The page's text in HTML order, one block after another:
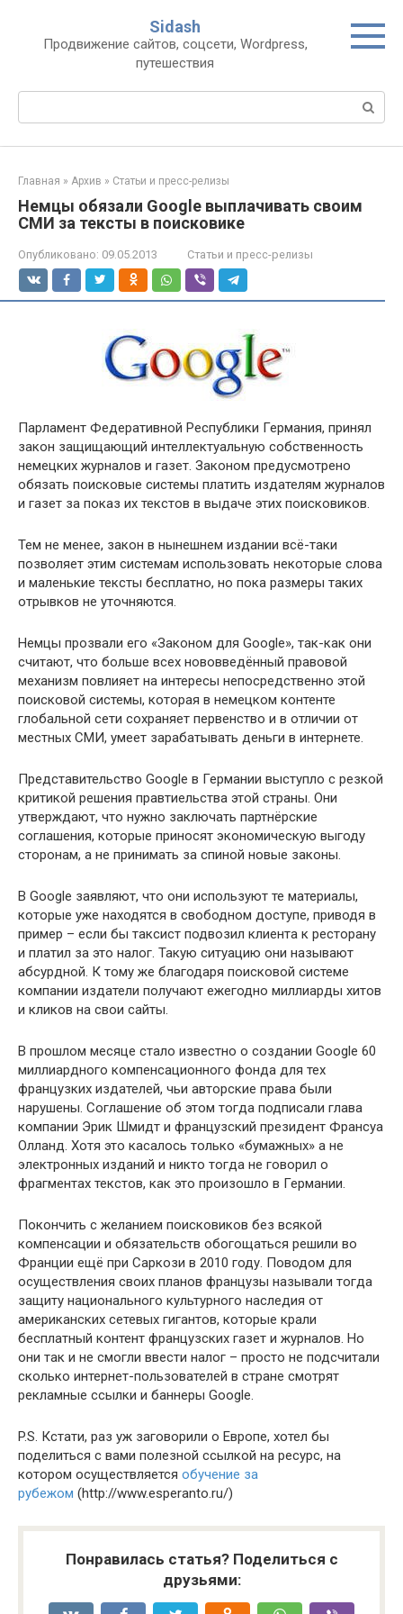
контенту
Sidash
Продвижение сайтов, соцсети, Wordpress,
путешествия
Главная » Архив » Статьи и пресс-релизы
Немцы обязали Google выплачивать своим
СМИ за тексты в поисковике
Опубликовано: 09.05.2013 Статьи и пресс-релизы
Парламент Федеративной Республики Германия, принял
закон защищающий интеллектуальную собственность
немецких журналов и газет. Законом предусмотрено
обязать поисковые системы платить издателям журналов
и газет за показ их текстов в выдаче этих поисковиков.
Тем не менее, закон в нынешнем издании всё-таки
позволяет этим системам использовать некоторые слова
и маленькие тексты бесплатно, но пока размеры таких
отрывков не уточняются.
Немцы прозвали его «Законом для Google», так-как они
считают, что больше всех нововведённый правовой
механизм повлияет на интересы непосредственно этой
поисковой системы, которая в немецком контенте
глобальной сети сохраняет первенство и в отличии от
местных СМИ, умеет зарабатывать деньги в интернете.
Представительство Google в Германии выступло с резкой
критикой решения правтиельства этой страны. Они
утверждают, что нужно заключать партнёрские
соглашения, которые приносят экономическую выгоду
сторонам, а не принимать за спиной новые законы.
В Google заявляют, что они используют те материалы,
которые уже находятся в свободном доступе, приводя в
пример – если бы таксист подвозил клиента к ресторану
и платил за это налог. Такую ситуацию они называют
абсурдной. К тому же благодаря поисковой системе
компании издатели получают ежегодно миллиарды хитов
и кликов на свои сайты.
В прошлом месяце стало известно о создании Google 60
миллиардного компенсационного фонда для тех
французких издателей, чьи авторские права были
нарушены. Соглашение об этом тогда подписали глава
компании Эрик Шмидт и французский президент Франсуа
Олланд. Хотя это касалось только «бумажных» а не
электронных изданий и никто тогда не говорил о
фрагментах текстов, как это произошло в Германии.
Покончить с желанием поисковиков без всякой
компенсации и обязательств обогощаться решили во
Франции ещё при Саркози в 2010 году. Поводом для
осуществления своих планов французы называли тогда
защиту национального культурного наследия от
американских сетевых гигантов, которые крали
бесплатный контент французских газет и журналов. Но
они так и не смогли ввести налог – просто не подсчитали
сколько интернет-пользователей в стране смотрят
рекламные ссылки и баннеры Google.
P.S. Кстати, раз уж заговорили о Европе, хотел бы
поделиться с вами полезной ссылкой на ресурс, на
котором осуществляется обучение за
рубежом (http://www.esperanto.ru/)
Понравилась статья? Поделиться с
друзьями: